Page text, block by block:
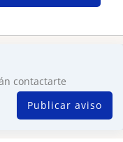
contactarte
Publicar aviso